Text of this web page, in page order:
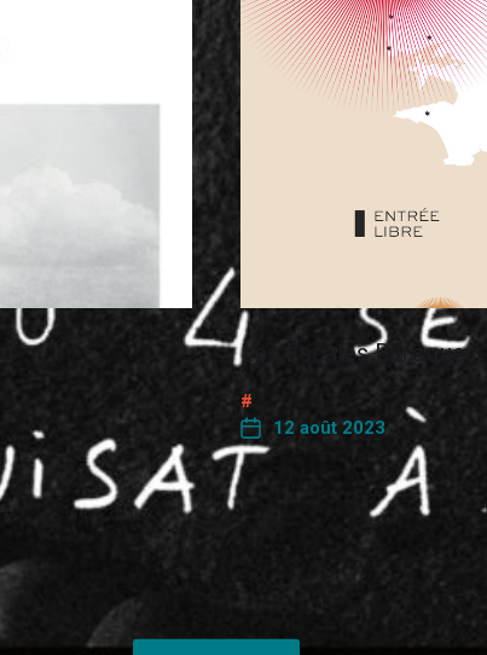
Les Escales Baroques
12 août 2023